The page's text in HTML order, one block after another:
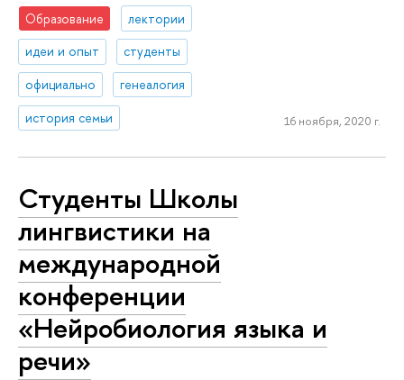
Образование
лектории
идеи и опыт
студенты
официально
генеалогия
история семьи
16 ноября, 2020 г.
Студенты Школы
лингвистики на
международной
конференции
«Нейробиология языка и
речи»